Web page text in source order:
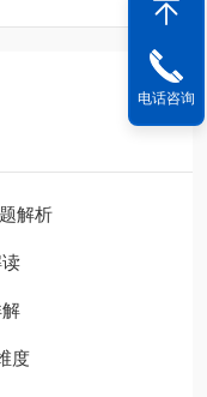
解析
度
电话咨询